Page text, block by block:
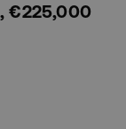
€225,000